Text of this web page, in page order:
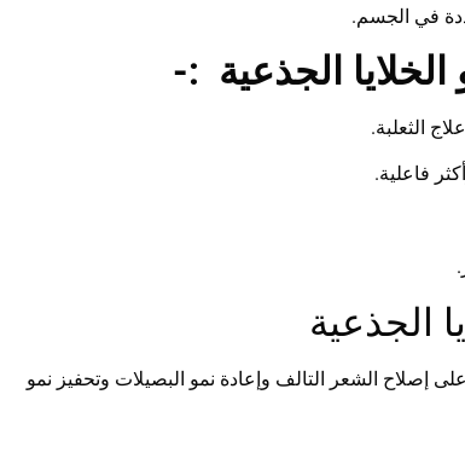
في الجسم.
الخلايا الجذعية :-
الثعلبة.
فاعلية.
الجذعية
إصلاح الشعر التالف وإعادة نمو البصيلات وتحفيز نمو